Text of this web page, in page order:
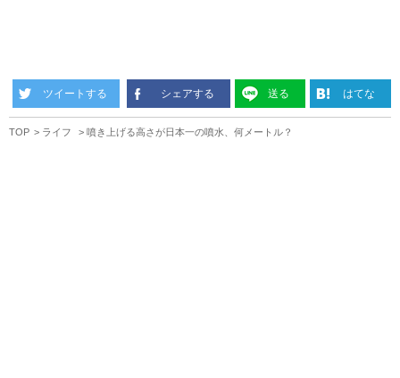
ツイートする シェアする 送る はてな
TOP ライフ 噴き上げる高さが日本一の噴水、何メートル？